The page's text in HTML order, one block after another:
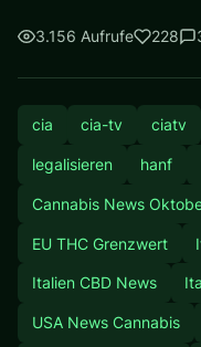
3.156 Aufrufe 228
cia cia-tv ciatv
legalisieren hanf
Cannabis News
EU THC Grenzwert
Italien CBD News
USA News Cannabis